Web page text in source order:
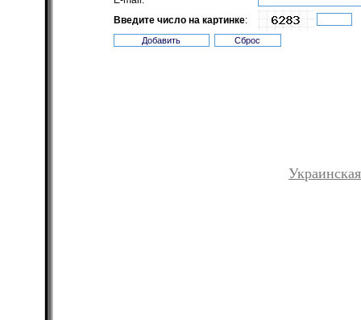
Введите число на картинке: